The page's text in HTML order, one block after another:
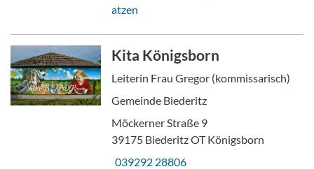
atzen
Kita Königsborn
Leiterin Frau Gregor (kommissarisch)
Gemeinde Biederitz
Möckerner Straße 9
39175 Biederitz OT Königsborn
039292 28806